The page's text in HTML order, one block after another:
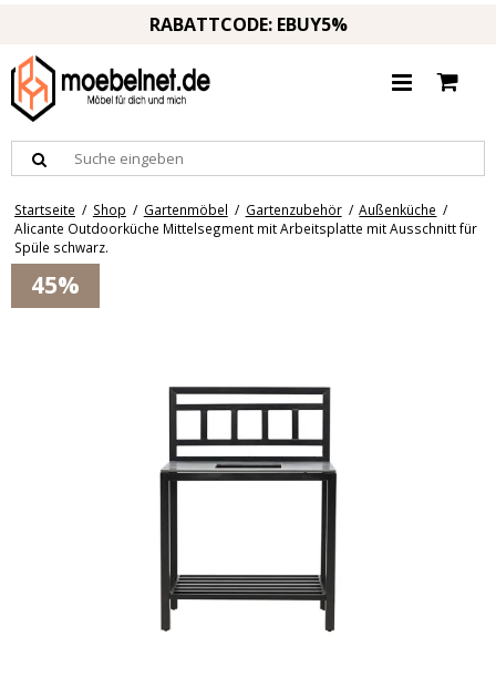
RABATTCODE: EBUY5%
Startseite / Shop / Gartenmöbel / Gartenzubehör / Außenküche /
Alicante Outdoorküche Mittelsegment mit Arbeitsplatte mit Ausschnitt für
Spüle schwarz.
45%